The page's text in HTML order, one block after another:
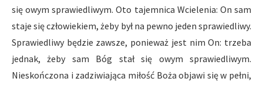
się owym sprawiedliwym. Oto tajemnica Wcielenia: On sam
staje się człowiekiem, żeby był na pewno jeden sprawiedliwy.
Sprawiedliwy będzie zawsze, ponieważ jest nim On: trzeba
jednak, żeby sam Bóg stał się owym sprawiedliwym.
Nieskończona i zadziwiająca miłość Boża objawi się w pełni,